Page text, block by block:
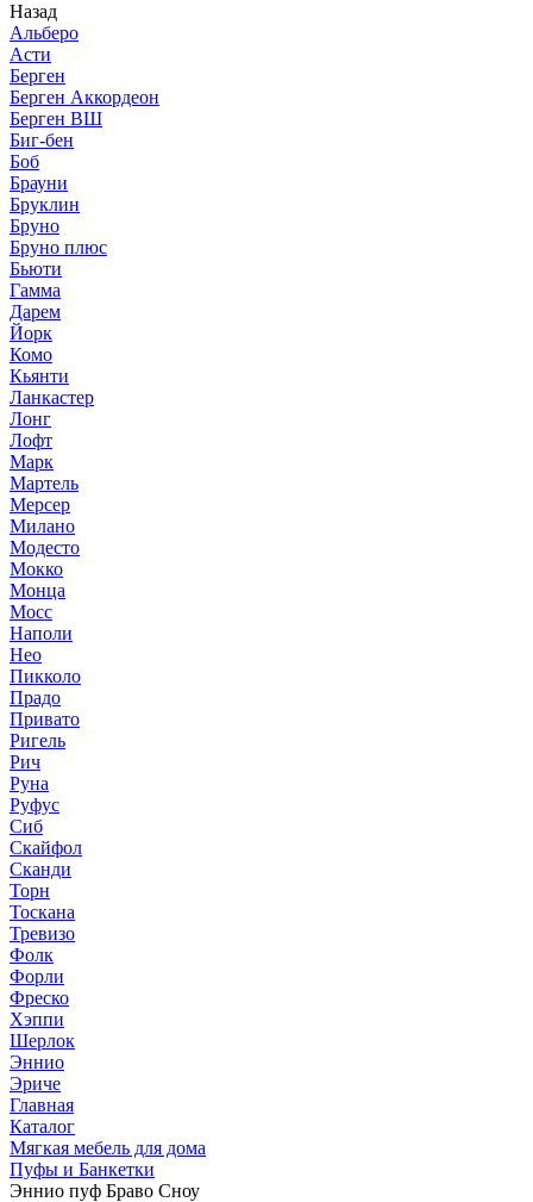
Назад
Альберо
Асти
Берген
Берген Аккордеон
Берген ВШ
Биг-бен
Боб
Брауни
Бруклин
Бруно
Бруно плюс
Бьюти
Гамма
Дарем
Йорк
Комо
Кьянти
Ланкастер
Лонг
Лофт
Марк
Мартель
Мерсер
Милано
Модесто
Мокко
Монца
Мосс
Наполи
Нео
Пикколо
Прадо
Привато
Ригель
Рич
Руна
Руфус
Сиб
Скайфол
Сканди
Торн
Тоскана
Тревизо
Фолк
Форли
Фреско
Хэппи
Шерлок
Эннио
Эриче
Главная
Каталог
Мягкая мебель для дома
Пуфы и Банкетки
Эннио пуф Браво Сноу